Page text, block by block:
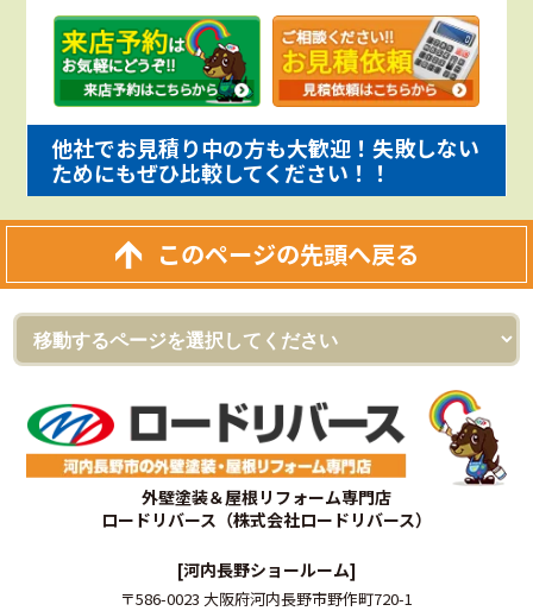
他社でお見積り中の方も大歓迎！失敗しない
ためにもぜひ比較してください！！
このページの先頭へ戻る
外壁塗装＆屋根リフォーム専門店
ロードリバース（株式会社ロードリバース）
[河内長野ショールーム]
〒586-0023 大阪府河内長野市野作町720-1